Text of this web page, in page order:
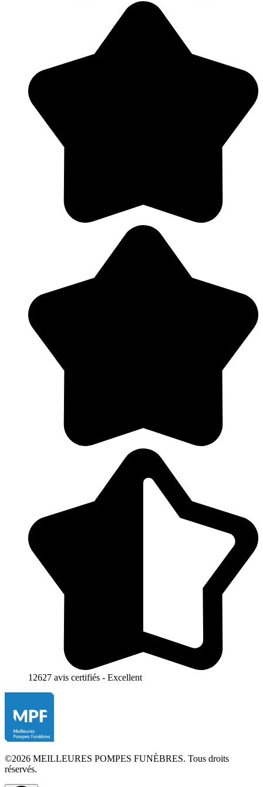
12627 avis certifiés - Excellent
©2026 MEILLEURES POMPES FUNÈBRES. Tous droits
réservés.